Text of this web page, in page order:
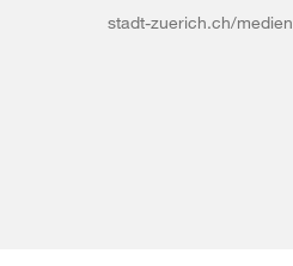
stadt-zuerich.ch/medien